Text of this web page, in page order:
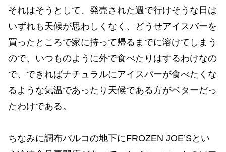
それはそうとして、発売された週で行けそうな日は
いずれも天候が思わしくなく、どうせアイスバーを
買ったところで家に持って帰るまでに溶けてしまう
ので、いつものように外で食べたりはするわけなの
で、できればナチュラルにアイスバーが食べたくな
るような気温であったり天候である方がベターだっ
たわけである。
ちなみに調布パルコの地下にFROZEN JOE’Sとい